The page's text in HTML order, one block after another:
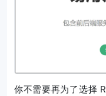
你不需要再为了选择